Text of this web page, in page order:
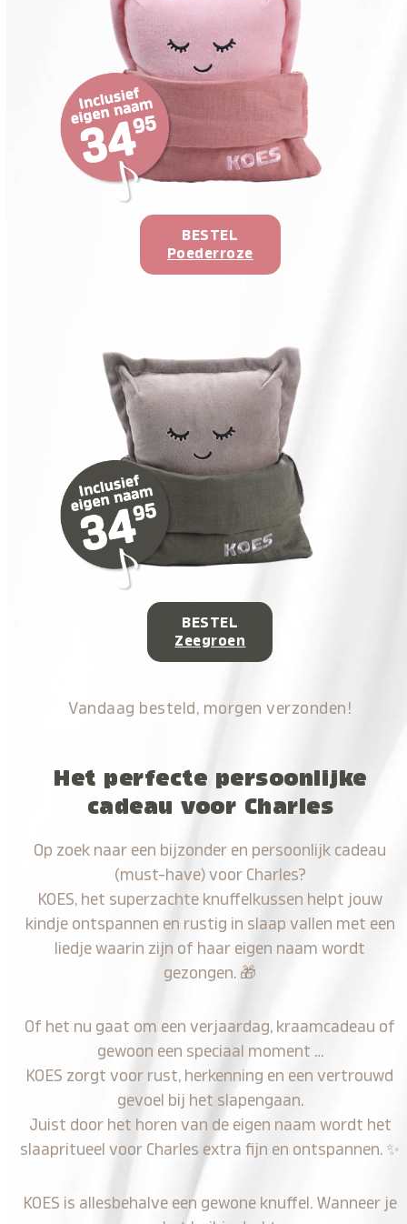
BESTEL
Poederroze
BESTEL
Zeegroen
Vandaag besteld, morgen verzonden!
Het perfecte persoonlijke
cadeau voor Charles
Op zoek naar een bijzonder en persoonlijk cadeau
(must-have) voor Charles?
KOES, het superzachte knuffelkussen helpt jouw
kindje ontspannen en rustig in slaap vallen met een
liedje waarin zijn of haar eigen naam wordt
gezongen. 🎁
Of het nu gaat om een verjaardag, kraamcadeau of
gewoon een speciaal moment …
KOES zorgt voor rust, herkenning en een vertrouwd
gevoel bij het slapengaan.
Juist door het horen van de eigen naam wordt het
slaapritueel voor Charles extra fijn en ontspannen. ✨
KOES is allesbehalve een gewone knuffel. Wanneer je